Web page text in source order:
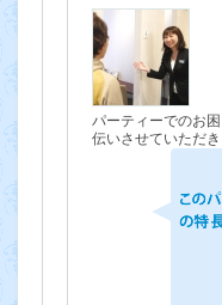
パーティーでのお
伝いさせていただき